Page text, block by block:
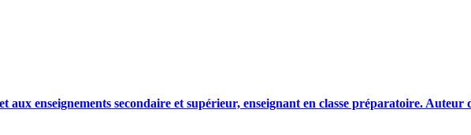
aux enseignements secondaire et supérieur, enseignant en classe préparatoire. Auteur